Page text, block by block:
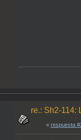
re.: Sh2-114:
« respuesta